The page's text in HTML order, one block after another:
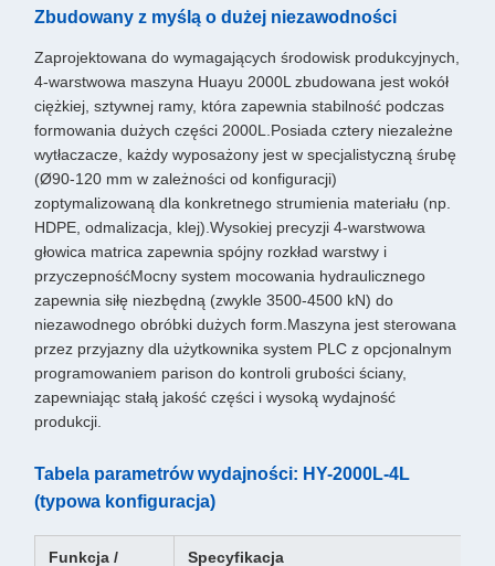
Zbudowany z myślą o dużej niezawodności
Zaprojektowana do wymagających środowisk produkcyjnych,
4-warstwowa maszyna Huayu 2000L zbudowana jest wokół
ciężkiej, sztywnej ramy, która zapewnia stabilność podczas
formowania dużych części 2000L.Posiada cztery niezależne
wytłaczacze, każdy wyposażony jest w specjalistyczną śrubę
(Ø90-120 mm w zależności od konfiguracji)
zoptymalizowaną dla konkretnego strumienia materiału (np.
HDPE, odmalizacja, klej).Wysokiej precyzji 4-warstwowa
głowica matrica zapewnia spójny rozkład warstwy i
przyczepnośćMocny system mocowania hydraulicznego
zapewnia siłę niezbędną (zwykle 3500-4500 kN) do
niezawodnego obróbki dużych form.Maszyna jest sterowana
przez przyjazny dla użytkownika system PLC z opcjonalnym
programowaniem parison do kontroli grubości ściany,
zapewniając stałą jakość części i wysoką wydajność
produkcji.
Tabela parametrów wydajności: HY-2000L-4L
(typowa konfiguracja)
Funkcja / Specyfikacja